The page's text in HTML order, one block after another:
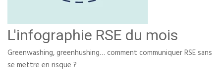
L'infographie RSE du mois
Greenwashing, greenhushing… comment communiquer RSE sans
se mettre en risque ?